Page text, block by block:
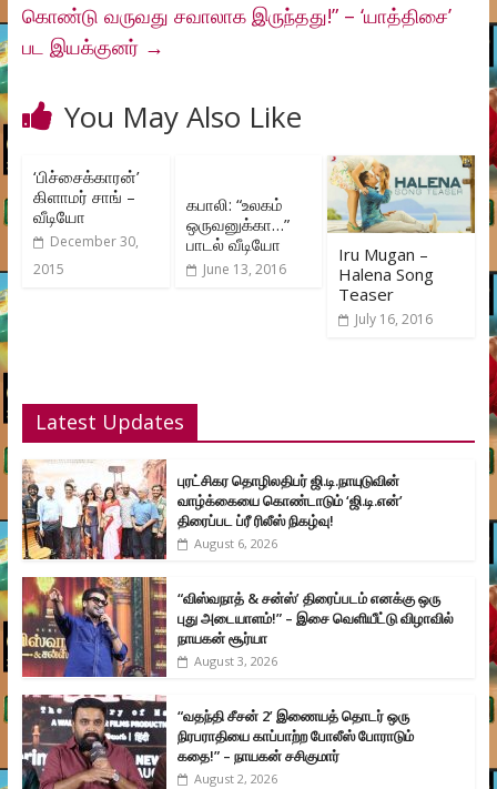
கொண்டு வருவது சவாலாக இருந்தது!” – ‘யாத்திசை’
பட இயக்குனர் →
You May Also Like
‘பிச்சைக்காரன்’
கிளாமர் சாங் –
வீடியோ
December 30,
2015
கபாலி: “உலகம்
ஒருவனுக்கா…”
பாடல் வீடியோ
June 13, 2016
Iru Mugan –
Halena Song
Teaser
July 16, 2016
Latest Updates
புரட்சிகர தொழிலதிபர் ஜி.டி.நாயுடுவின்
வாழ்க்கையை கொண்டாடும் ‘ஜி.டி.என்’
திரைப்பட ப்ரீ ரிலீஸ் நிகழ்வு!
August 6, 2026
“விஸ்வநாத் & சன்ஸ்’ திரைப்படம் எனக்கு ஒரு
புது அடையாளம்!” – இசை வெளியீட்டு விழாவில்
நாயகன் சூர்யா
August 3, 2026
“வதந்தி சீசன் 2’ இணையத் தொடர் ஒரு
நிரபராதியை காப்பாற்ற போலீஸ் போராடும்
கதை!” – நாயகன் சசிகுமார்
August 2, 2026